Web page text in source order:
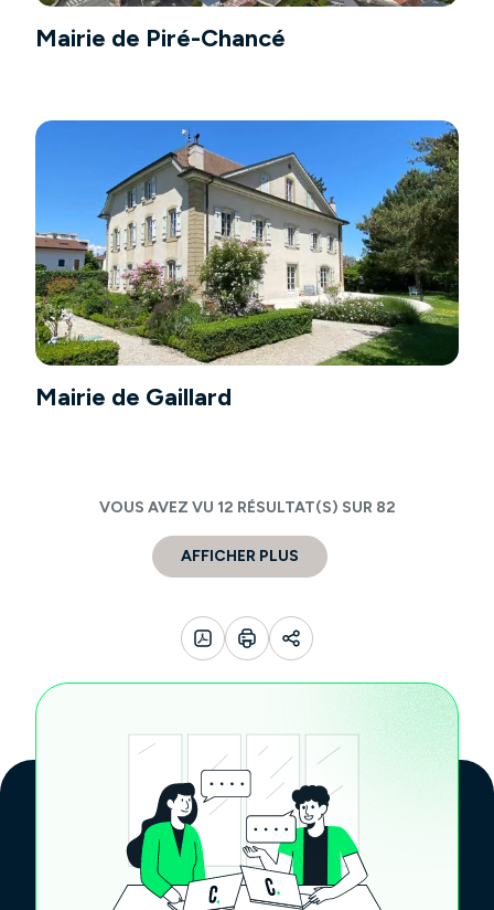
Mairie de Piré-Chancé
Mairie de Gaillard
VOUS AVEZ VU 12 RÉSULTAT(S) SUR 82
AFFICHER PLUS